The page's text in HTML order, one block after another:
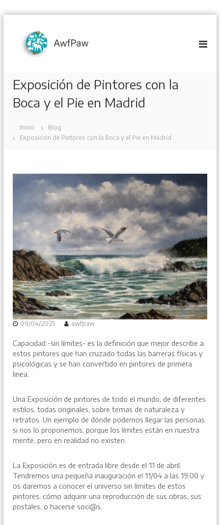
Exposición de Pintores con la
Boca y el Pie en Madrid
Inicio
Blog
Exposición de Pintores con la Boca y el Pie en Madrid
09/04/2025 awfpaw
Capacidad -sin límites- es la definición que mejor describe a
estos pintores que han cruzado todas las barreras físicas y
psicológicas y se han convertido en pintores de primera
linea.
Una Exposición de pintores de todo el mundo, de diferentes
estilos, todas originales, sobre temas de naturaleza y
retratos. Un ejemplo de dónde podemos llegar las personas
si nos lo proponemos, porque los límites están en nuestra
mente, pero en realidad no existen.
La Exposición es de entrada libre desde el 11 de abril.
Tendremos una pequeña inauguración el 11/04 a las 19:00 y
os daremos a conocer el universo sin límites de estos
pintores, cómo adquirir una reproducción de sus obras, sus
postales, o hacerse soci@s.